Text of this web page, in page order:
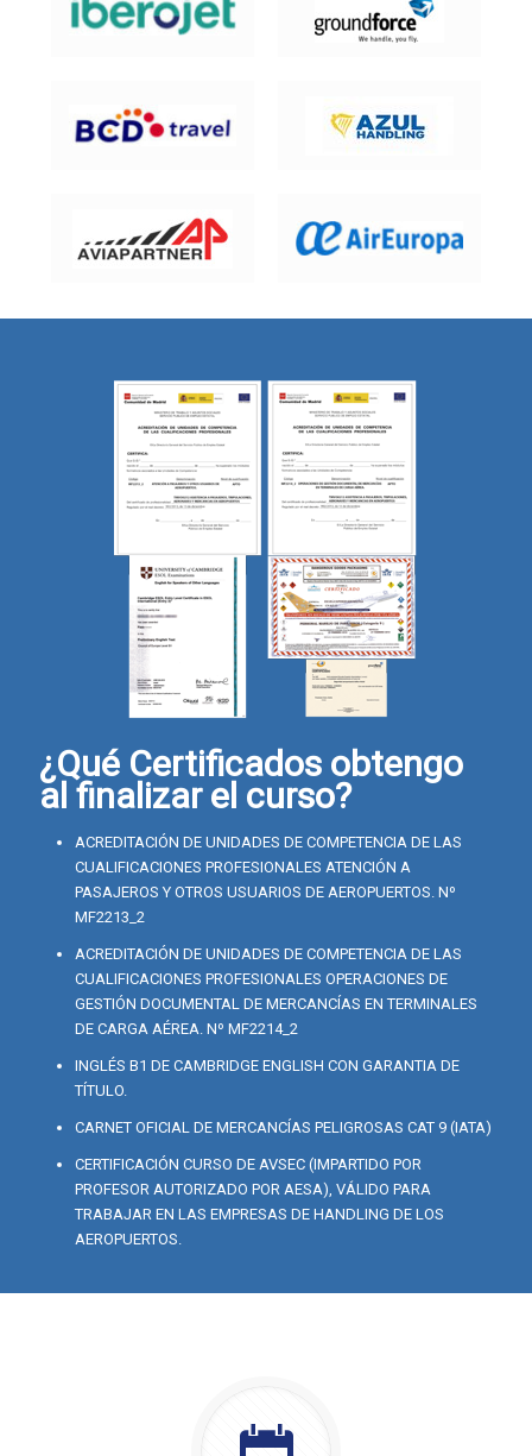
¿Qué Certificados obtengo
al finalizar el curso?
ACREDITACIÓN DE UNIDADES DE COMPETENCIA DE LAS
CUALIFICACIONES PROFESIONALES ATENCIÓN A
PASAJEROS Y OTROS USUARIOS DE AEROPUERTOS. Nº
MF2213_2
ACREDITACIÓN DE UNIDADES DE COMPETENCIA DE LAS
CUALIFICACIONES PROFESIONALES OPERACIONES DE
GESTIÓN DOCUMENTAL DE MERCANCÍAS EN TERMINALES
DE CARGA AÉREA. Nº MF2214_2
INGLÉS B1 DE CAMBRIDGE ENGLISH CON GARANTIA DE
TÍTULO.
CARNET OFICIAL DE MERCANCÍAS PELIGROSAS CAT 9 (IATA)
CERTIFICACIÓN CURSO DE AVSEC (IMPARTIDO POR
PROFESOR AUTORIZADO POR AESA), VÁLIDO PARA
TRABAJAR EN LAS EMPRESAS DE HANDLING DE LOS
AEROPUERTOS.